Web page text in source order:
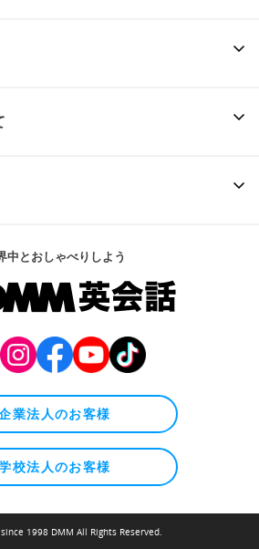
中とおしゃべりしよう
業法人のお客様
校法人のお客様
1998 DMM All Rights Reserved.